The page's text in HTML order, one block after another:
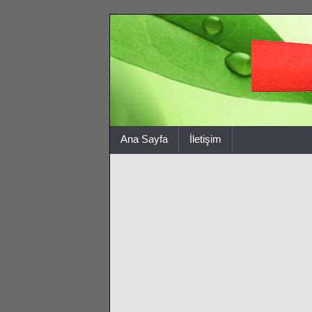
Ana Sayfa İletişim